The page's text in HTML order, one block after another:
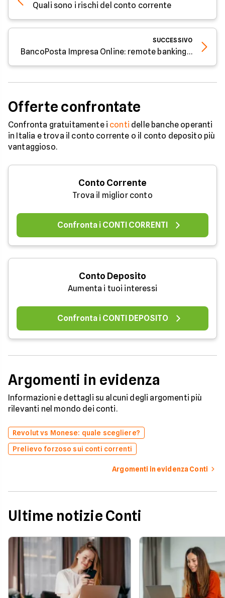
Quali sono i rischi del conto corrente
SUCCESSIVO
BancoPosta Impresa Online: remote banking BancoPosta
Offerte confrontate
Confronta gratuitamente i conti delle banche operanti
in Italia e trova il conto corrente o il conto deposito più
vantaggioso.
Conto Corrente
Trova il miglior conto
Confronta i CONTI CORRENTI
Conto Deposito
Aumenta i tuoi interessi
Confronta i CONTI DEPOSITO
Argomenti in evidenza
Informazioni e dettagli su alcuni degli argomenti più
rilevanti nel mondo dei conti.
Revolut vs Monese: quale scegliere?
Prelievo forzoso sui conti correnti
Argomenti in evidenza Conti
Ultime notizie Conti